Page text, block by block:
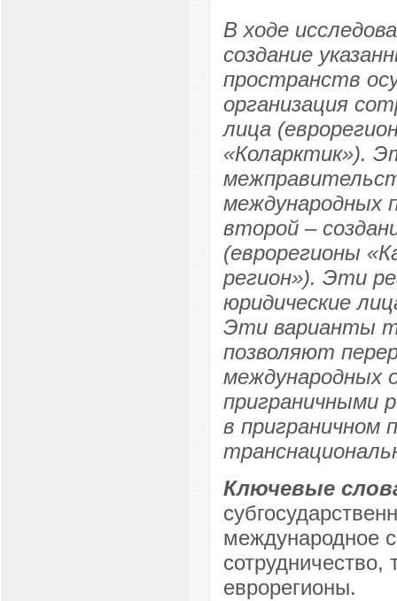
В ходе
создание
пространств
организация
лица
«Коларктик»).
международных
второй –
(еврорегионы
регион»). Эти
юридические
Эти варианты
позволяют
международных
приграничными
в
Ключевые
международное
сотрудничество,
еврорегионы.